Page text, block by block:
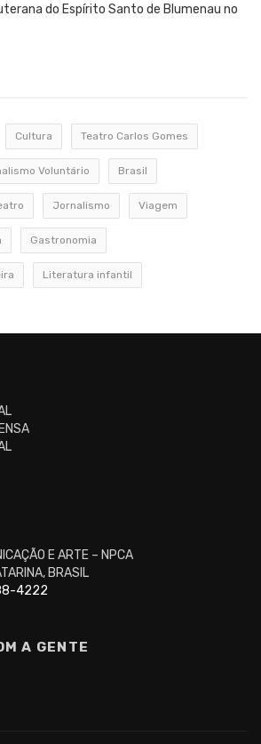
do Espírito Santo de Blumenau no
Cultura Teatro Carlos Gomes
Voluntário Brasil
Jornalismo Viagem
Gastronomia
Literatura infantil
E ARTE – NPCA
BRASIL
4222
A GENTE